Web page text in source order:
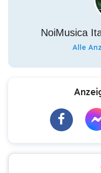
NoiMusica
Alle